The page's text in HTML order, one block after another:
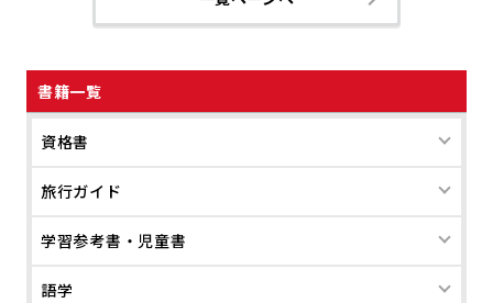
書籍一覧
資格書
旅行ガイド
学習参考書・児童書
語学